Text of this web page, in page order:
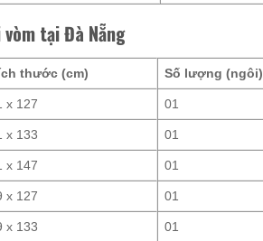
tại Đà Nẵng
thước (cm) Số lượng (ngôi)
x 127 01
x 133 01
x 147 01
x 127 01
x 133 01